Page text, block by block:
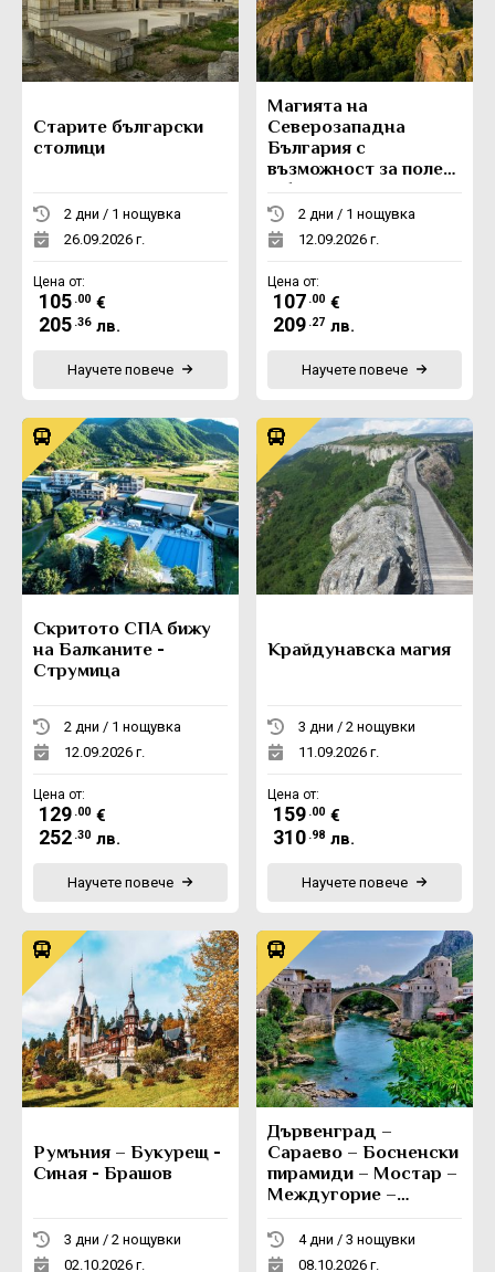
Старите български
столици
2 дни / 1 нощувка
26.09.2026 г.
Цена от:
105 .00 €
205 .36 лв.
Научете повече
Магията на
Северозападна
България с
възможност за полет
с балон
2 дни / 1 нощувка
12.09.2026 г.
Цена от:
107 .00 €
209 .27 лв.
Научете повече
Скритото СПА бижу
на Балканите -
Струмица
2 дни / 1 нощувка
12.09.2026 г.
Цена от:
129 .00 €
252 .30 лв.
Научете повече
Крайдунавска магия
3 дни / 2 нощувки
11.09.2026 г.
Цена от:
159 .00 €
310 .98 лв.
Научете повече
Румъния – Букурещ -
Синая - Брашов
3 дни / 2 нощувки
02.10.2026 г.
Дървенград –
Сараево – Босненски
пирамиди – Мостар –
Междугорие –
Каменград4 дни / 3 нощувки
08.10.2026 г.